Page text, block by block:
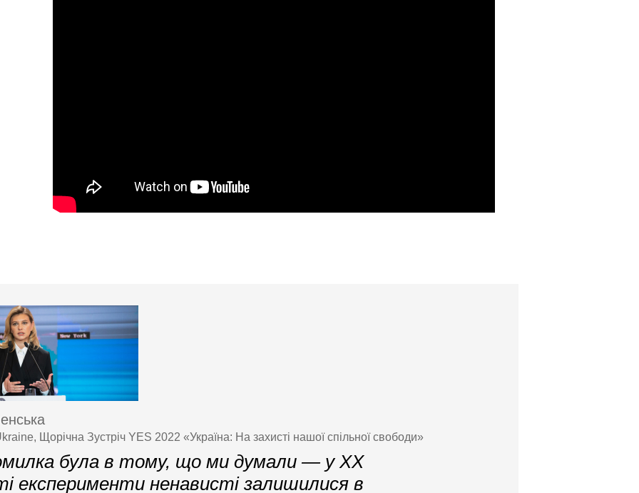
Щорічна Зустріч YES 2022 «Україна: На захисті нашої спільної свободи»
була в тому, що ми думали — у XX
експерименти ненависті залишилися в